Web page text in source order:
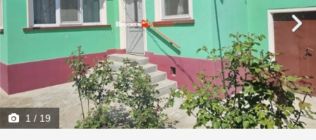
1 / 19